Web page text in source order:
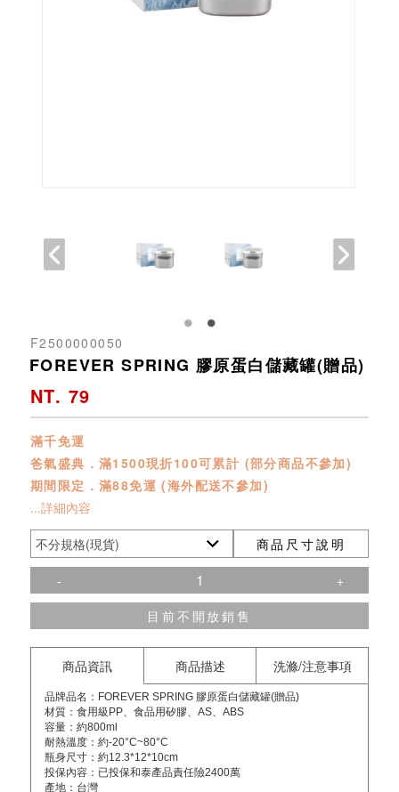
F2500000050
FOREVER SPRING 膠原蛋白儲藏罐(贈品)
NT. 79
滿千免運
爸氣盛典．滿1500現折100可累計 (部分商品不參加)
期間限定．滿88免運 (海外配送不參加)
...詳細內容
商品尺寸說明
-
+
目前不開放銷售
商品資訊 商品描述 洗滌/注意事項
品牌品名：FOREVER SPRING 膠原蛋白儲藏罐(贈品)
材質：食用級PP、食品用矽膠、AS、ABS
容量：約800ml
耐熱溫度：約-20°C~80°C
瓶身尺寸：約12.3*12*10cm
投保內容：已投保和泰產品責任險2400萬
產地：台灣